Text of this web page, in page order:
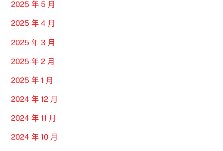
2025 年 5 月
2025 年 4 月
2025 年 3 月
2025 年 2 月
2025 年 1 月
2024 年 12 月
2024 年 11 月
2024 年 10 月